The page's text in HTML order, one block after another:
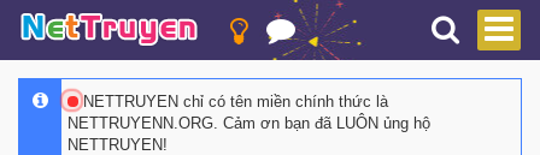
NETTRUYEN chỉ có tên miền chính thức là
NETTRUYENN.ORG. Cảm ơn bạn đã LUÔN ủng hộ
NETTRUYEN!